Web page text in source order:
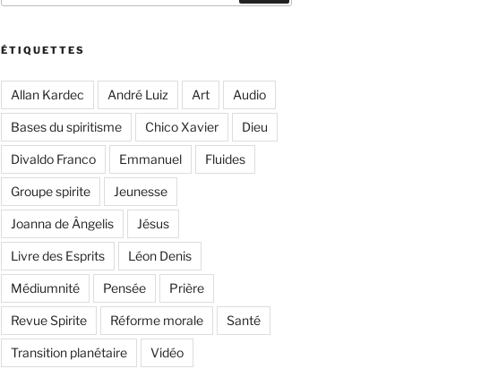
:
ÉTIQUETTES
Allan Kardec André Luiz Art Audio
Bases du spiritisme Chico Xavier Dieu
Divaldo Franco Emmanuel Fluides
Groupe spirite Jeunesse
Joanna de Ângelis Jésus
Livre des Esprits Léon Denis
Médiumnité Pensée Prière
Revue Spirite Réforme morale Santé
Transition planétaire Vidéo